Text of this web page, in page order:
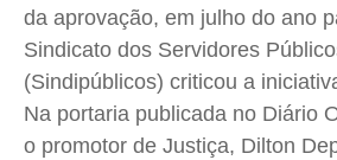
Gustavo Bastos
Jr Mignone (in memorian)
Wanda Sily
Gustavo Bastos
Jr Mignone (in memorian)
Wanda Sily
Gustavo Bastos
Jr Mignone (in memorian)
Wanda Sily
Gustavo Bastos
Jr Mignone (in memorian)
Wanda Sily
da aprovação, em julho do ano
Sindicato dos Servidores
(Sindipúblicos) criticou a
Na portaria publicada no Diário
o promotor de Justiça, Dilton